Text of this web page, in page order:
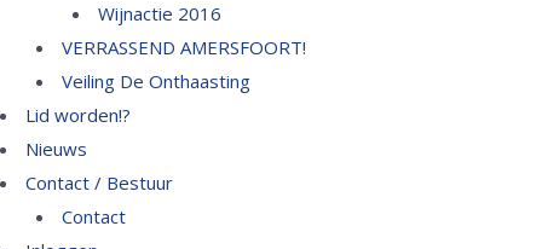
Wijnactie 2016
VERRASSEND AMERSFOORT!
Veiling De Onthaasting
Lid worden!?
Nieuws
Contact / Bestuur
Contact